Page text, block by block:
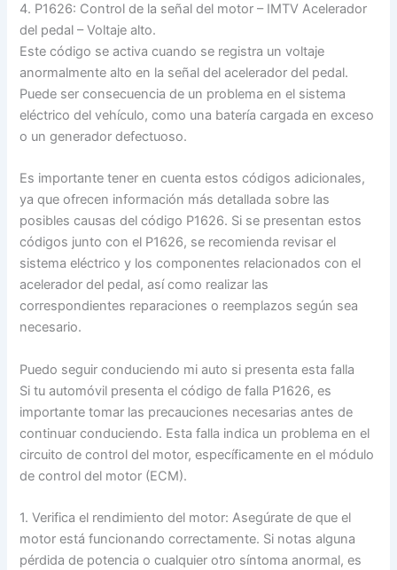
4. P1626: Control de la señal del motor – IMTV Acelerador
del pedal – Voltaje alto.
Este código se activa cuando se registra un voltaje
anormalmente alto en la señal del acelerador del pedal.
Puede ser consecuencia de un problema en el sistema
eléctrico del vehículo, como una batería cargada en exceso
o un generador defectuoso.
Es importante tener en cuenta estos códigos adicionales,
ya que ofrecen información más detallada sobre las
posibles causas del código P1626. Si se presentan estos
códigos junto con el P1626, se recomienda revisar el
sistema eléctrico y los componentes relacionados con el
acelerador del pedal, así como realizar las
correspondientes reparaciones o reemplazos según sea
necesario.
Puedo seguir conduciendo mi auto si presenta esta falla
Si tu automóvil presenta el código de falla P1626, es
importante tomar las precauciones necesarias antes de
continuar conduciendo. Esta falla indica un problema en el
circuito de control del motor, específicamente en el módulo
de control del motor (ECM).
1. Verifica el rendimiento del motor: Asegúrate de que el
motor está funcionando correctamente. Si notas alguna
pérdida de potencia o cualquier otro síntoma anormal, es